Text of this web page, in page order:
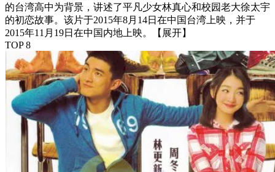
的台湾高中为背景，讲述了平凡少女林真心和校园老大徐太宇
的初恋故事。该片于2015年8月14日在中国台湾上映，并于
2015年11月19日在中国内地上映。
【展开】
TOP 8